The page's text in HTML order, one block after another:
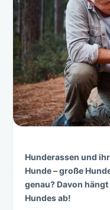
Hunderassen und
Hunde – große
genau? Davon
Hundes ab!